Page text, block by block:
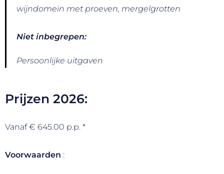
wijndomein met proeven, mergelgrotten
Niet inbegrepen:
Persoonlijke uitgaven
Prijzen 2026:
Vanaf € 645.00 p.p. *
Voorwaarden :